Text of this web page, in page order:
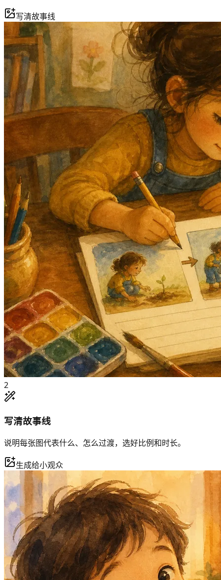
写清故事线
2
写清故事线
说明每张图代表什么、怎么过渡，选好比例和时长。
生成给小观众